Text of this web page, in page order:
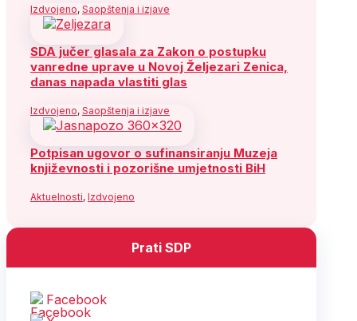
Izdvojeno, Saopštenja i izjave
SDA jučer glasala za Zakon o postupku
vanredne uprave u Novoj Željezari Zenica,
danas napada vlastiti glas
Izdvojeno, Saopštenja i izjave
Potpisan ugovor o sufinansiranju Muzeja
književnosti i pozorišne umjetnosti BiH
Aktuelnosti, Izdvojeno
Prati SDP
Facebook